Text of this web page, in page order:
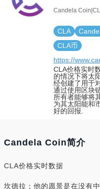
Candela
CLA
CLA币
https://
CLA价格实时
的情况下将太
经创建了用于
通过使用区块
所有者能够将
为其太阳能和
好的回报.
Candela Coin简介
CLA价格实时数据
坎德拉；他的愿景是在没有